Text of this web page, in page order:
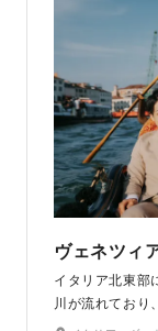
ヴェネツィ
イタリア北東部
川が流れており
史を飾り、多く